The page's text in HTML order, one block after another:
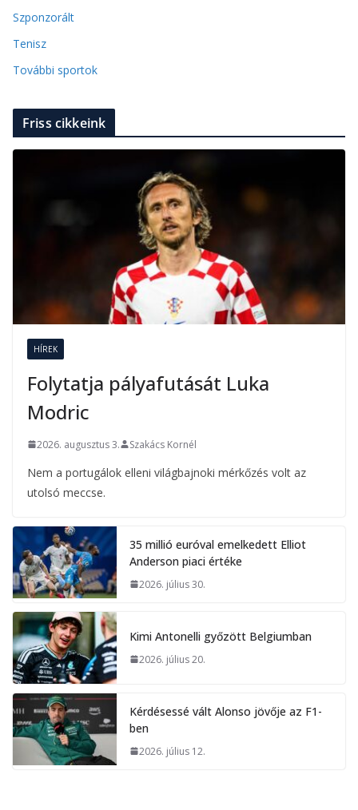
Szponzorált
Tenisz
További sportok
Friss cikkeink
HÍREK
Folytatja pályafutását Luka
Modric
2026. augusztus 3. Szakács Kornél
Nem a portugálok elleni világbajnoki mérkőzés volt az
utolsó meccse.
35 millió euróval emelkedett Elliot
Anderson piaci értéke
2026. július 30.
Kimi Antonelli győzött Belgiumban
2026. július 20.
Kérdésessé vált Alonso jövője az F1-
ben
2026. július 12.